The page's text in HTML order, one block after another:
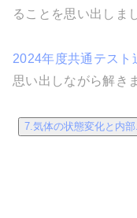
ることを思い出しま
2024年度共通テスト
思い出しながら解き
7.気体の状態変化と内